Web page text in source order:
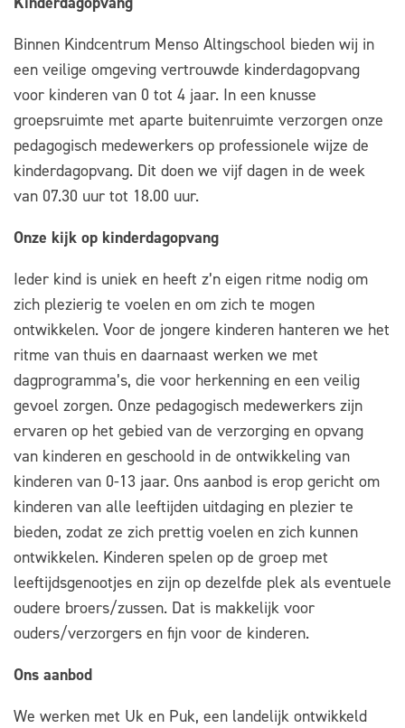
Binnen Kindcentrum Menso Altingschool bieden wij in
een veilige omgeving vertrouwde kinderdagopvang
voor kinderen van 0 tot 4 jaar. In een knusse
groepsruimte met aparte buitenruimte verzorgen onze
pedagogisch medewerkers op professionele wijze de
kinderdagopvang. Dit doen we vijf dagen in de week
van 07.30 uur tot 18.00 uur.
Onze kijk op kinderdagopvang
Ieder kind is uniek en heeft z’n eigen ritme nodig om
zich plezierig te voelen en om zich te mogen
ontwikkelen. Voor de jongere kinderen hanteren we het
ritme van thuis en daarnaast werken we met
dagprogramma’s, die voor herkenning en een veilig
gevoel zorgen. Onze pedagogisch medewerkers zijn
ervaren op het gebied van de verzorging en opvang
van kinderen en geschoold in de ontwikkeling van
kinderen van 0-13 jaar. Ons aanbod is erop gericht om
kinderen van alle leeftijden uitdaging en plezier te
bieden, zodat ze zich prettig voelen en zich kunnen
ontwikkelen. Kinderen spelen op de groep met
leeftijdsgenootjes en zijn op dezelfde plek als eventuele
oudere broers/zussen. Dat is makkelijk voor
ouders/verzorgers en fijn voor de kinderen.
Ons aanbod
We werken met Uk en Puk, een landelijk ontwikkeld